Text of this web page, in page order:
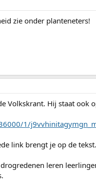
zie onder planteneters!
Volkskrant. Hij staat ook
1/
link brengt je op de tekst.
leren